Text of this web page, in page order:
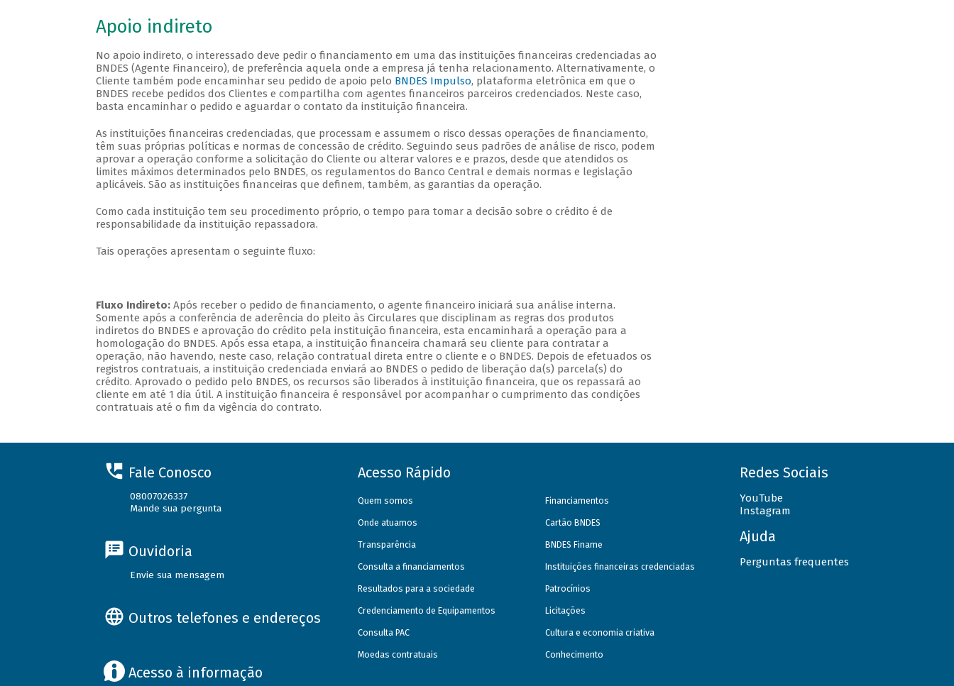
Apoio indireto
No apoio indireto, o interessado deve pedir o financiamento em uma das instituições financeiras credenciadas ao
BNDES (Agente Financeiro), de preferência aquela onde a empresa já tenha relacionamento. Alternativamente, o
Cliente também pode encaminhar seu pedido de apoio pelo BNDES Impulso, plataforma eletrônica em que o
BNDES recebe pedidos dos Clientes e compartilha com agentes financeiros parceiros credenciados. Neste caso,
basta encaminhar o pedido e aguardar o contato da instituição financeira.
As instituições financeiras credenciadas, que processam e assumem o risco dessas operações de financiamento,
têm suas próprias políticas e normas de concessão de crédito. Seguindo seus padrões de análise de risco, podem
aprovar a operação conforme a solicitação do Cliente ou alterar valores e e prazos, desde que atendidos os
limites máximos determinados pelo BNDES, os regulamentos do Banco Central e demais normas e legislação
aplicáveis. São as instituições financeiras que definem, também, as garantias da operação.
Como cada instituição tem seu procedimento próprio, o tempo para tomar a decisão sobre o crédito é de
responsabilidade da instituição repassadora.
Tais operações apresentam o seguinte fluxo:
Fluxo Indireto: Após receber o pedido de financiamento, o agente financeiro iniciará sua análise interna.
Somente após a conferência de aderência do pleito às Circulares que disciplinam as regras dos produtos
indiretos do BNDES e aprovação do crédito pela instituição financeira, esta encaminhará a operação para a
homologação do BNDES. Após essa etapa, a instituição financeira chamará seu cliente para contratar a
operação, não havendo, neste caso, relação contratual direta entre o cliente e o BNDES. Depois de efetuados os
registros contratuais, a instituição credenciada enviará ao BNDES o pedido de liberação da(s) parcela(s) do
crédito. Aprovado o pedido pelo BNDES, os recursos são liberados à instituição financeira, que os repassará ao
cliente em até 1 dia útil. A instituição financeira é responsável por acompanhar o cumprimento das condições
contratuais até o fim da vigência do contrato.
Fale Conosco
08007026337
Mande sua pergunta
Ouvidoria
Envie sua mensagem
Outros telefones e endereços
Acesso à informação
Acesso Rápido
Quem somos
Onde atuamos
Transparência
Consulta a financiamentos
Resultados para a sociedade
Credenciamento de Equipamentos
Consulta PAC
Moedas contratuais
Financiamentos
Cartão BNDES
BNDES Finame
Instituições financeiras credenciadas
Patrocínios
Licitações
Cultura e economia criativa
Conhecimento
Redes Sociais
YouTube
Instagram
Ajuda
Perguntas frequentes